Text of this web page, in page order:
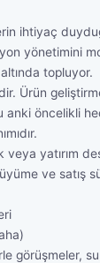
ihtiyaç
yönetimini
topluyor.
Ürün
anki öncelikli
veya yatırım
ve satış
görüşmeler,